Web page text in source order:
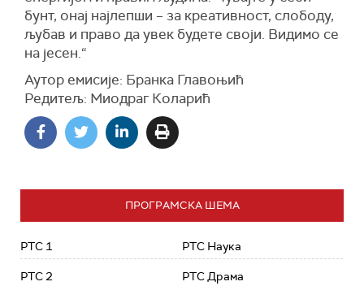
бунт, онај најлепши – за креативност, слободу,
љубав и право да увек будете своји. Видимо се
на јесен.“
Аутор емисије: Бранка Главоњић
Редитељ: Миодраг Коларић
ПРОГРАМСКА ШЕМА
РТС 1
РТС 2
РТС Наука
РТС Драма